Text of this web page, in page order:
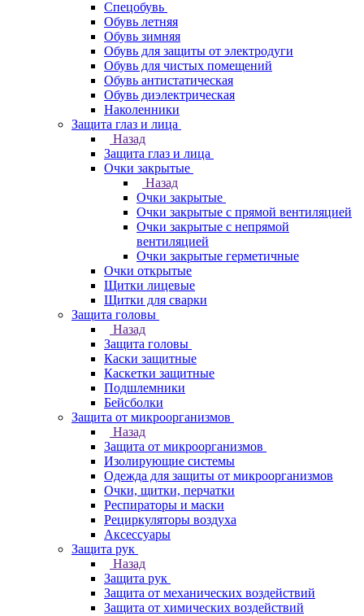
Спецобувь
Обувь летняя
Обувь зимняя
Обувь для защиты от электродуги
Обувь для чистых помещений
Обувь антистатическая
Обувь диэлектрическая
Наколенники
Защита глаз и лица
Назад
Защита глаз и лица
Очки закрытые
Назад
Очки закрытые
Очки закрытые с прямой вентиляцией
Очки закрытые с непрямой
вентиляцией
Очки закрытые герметичные
Очки открытые
Щитки лицевые
Щитки для сварки
Защита головы
Назад
Защита головы
Каски защитные
Каскетки защитные
Подшлемники
Бейсболки
Защита от микроорганизмов
Назад
Защита от микроорганизмов
Изолирующие системы
Одежда для защиты от микроорганизмов
Очки, щитки, перчатки
Респираторы и маски
Рециркуляторы воздуха
Аксессуары
Защита рук
Назад
Защита рук
Защита от механических воздействий
Защита от химических воздействий